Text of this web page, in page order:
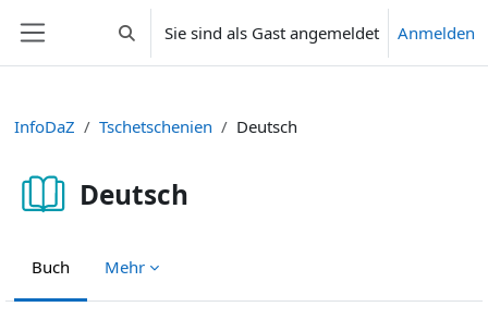
Website-ÜbersichtSucheingabe umschalten
Sie sind als Gast angemeldet Anmelden
InfoDaZ Tschetschenien Deutsch
Deutsch
Buch Mehr